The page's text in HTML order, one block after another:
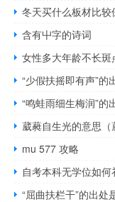
冬天买什么板材比较
含有屮字的诗词
女性多大年龄不长斑
“少假扶摇即有声”的
“鸣蛙雨细生梅润”的
葳蕤自生光的意思（
mu 577 攻略
自考本科无学位如何
“屈曲扶栏干”的出处